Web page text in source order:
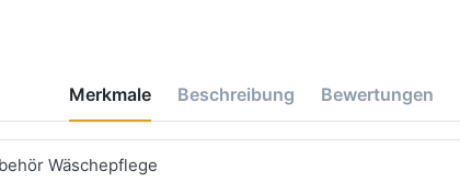
Merkmale Beschreibung Bewertungen
Wäschepflege